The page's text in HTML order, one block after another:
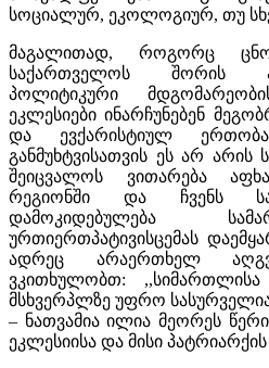
სოციალურ, ეკოლოგიურ, თუ
მაგალითად, როგორც
საქართველოს შორის
პოლიტიკური
ეკლესიები ინარჩუნებენ
და ევქარისტიულ
განმუხტვისათვის ეს არ არის
შეიცვალოს ვითარება
რეგიონში და ჩვენს
დამოკიდებულება
ურთიერთპატივისცემას
ადრეც არაერთხელ
ვკითხულობთ:
მსხვერპლზე უფრო
– ნათვამია ილია მეორეს
ეკლესიისა და მისი